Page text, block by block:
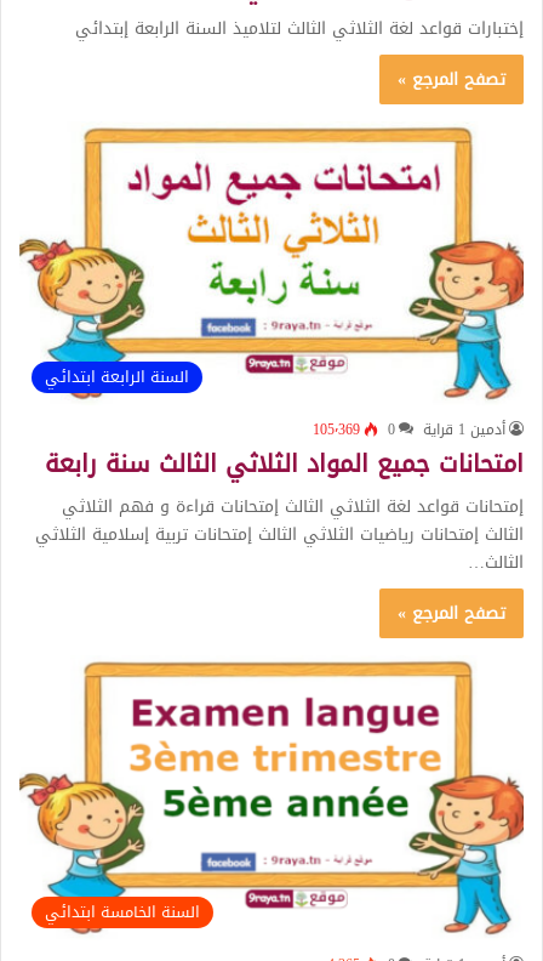
إختبارات قواعد لغة الثلاثي الثالث لتلاميذ السنة الرابعة إبتدائي
تصفح المرجع »
السنة الرابعة ابتدائي
أدمين 1 قراية 0 105٬369
امتحانات جميع المواد الثلاثي الثالث سنة رابعة
إمتحانات قواعد لغة الثلاثي الثالث إمتحانات قراءة و فهم الثلاثي
الثالث إمتحانات رياضيات الثلاثي الثالث إمتحانات تربية إسلامية الثلاثي
الثالث…
تصفح المرجع »
السنة الخامسة ابتدائي